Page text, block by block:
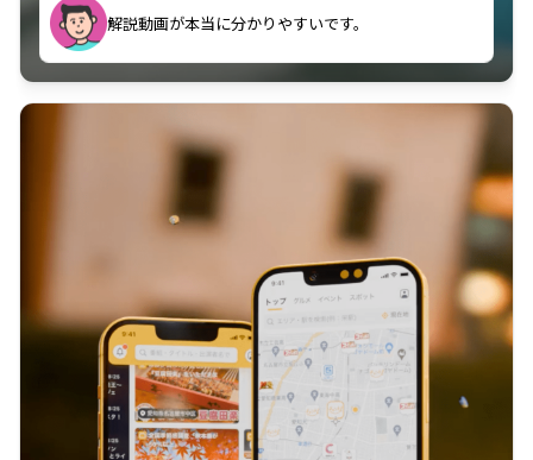
古文漢文を主に使わせていただいているが、復習する
のに非常に役立っている。
解説動画が本当に分かりやすいです。